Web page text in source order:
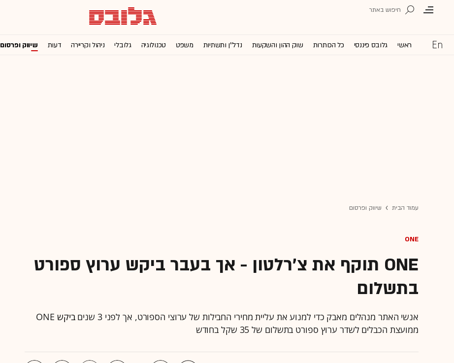
ראשי גלובס פיננסי כל הכותרות שוק ההון והשקעות נדל''ן ותשתיות משפט טכנולוגיה גלובלי ניהול וקריירה דעות שיווק ופרסום
עמוד הבית שיווק ופרסום
ONE
ONE תוקף את צ'רלטון - אך בעבר ביקש ערוץ ספורט
בתשלום
אנשי האתר מנהלים מאבק כדי למנוע את עליית מחירי החבילות של ערוצי הספורט, אך לפני 3 שנים ביקש ONE
ממועצת הכבלים לשדר ערוץ ספורט בתשלום של 35 שקל בחודש